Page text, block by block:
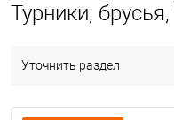
Турники,
Уточнить раздел